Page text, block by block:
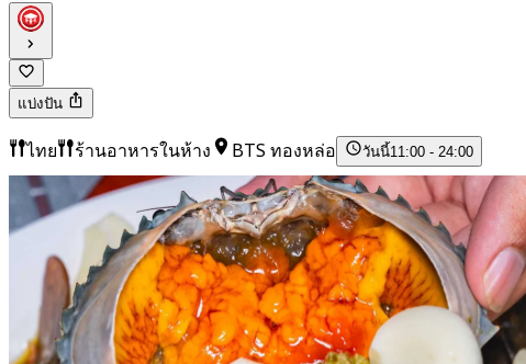
แบ่งปัน
ไทย ร้านอาหารในห้าง BTS ทองหล่อ วันนี้11:00 - 24:00